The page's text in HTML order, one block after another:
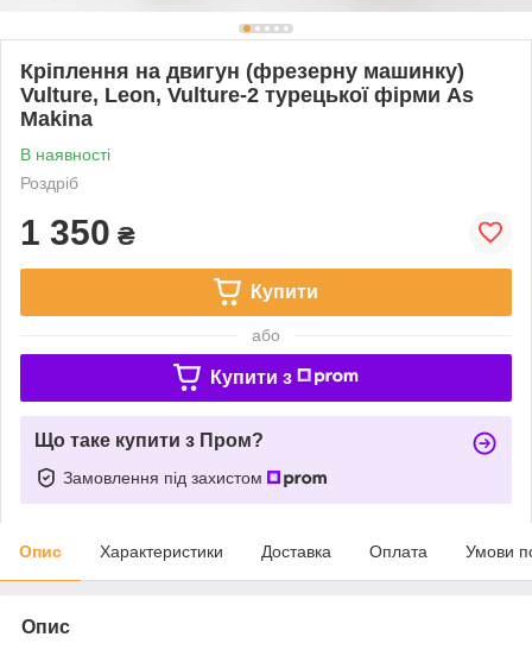
Кріплення на двигун (фрезерну машинку)
Vulture, Leon, Vulture-2 турецької фірми As
Makina
В наявності
Роздріб
1 350 ₴
Купити
або
Купити з
Що таке купити з Пром?
Замовлення під захистом
Опис Характеристики Доставка Оплата Умови
Опис